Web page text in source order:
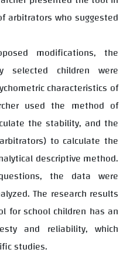
who suggested
modifications, the
selected children were
characteristics of
used the method of
the stability, and the
to calculate the
descriptive method.
the data were
The research results
for school children has an
and reliability, which
studies.